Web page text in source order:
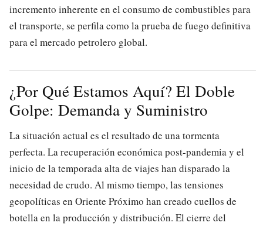
incremento inherente en el consumo de combustibles para
el transporte, se perfila como la prueba de fuego definitiva
para el mercado petrolero global.
¿Por Qué Estamos Aquí? El Doble
Golpe: Demanda y Suministro
La situación actual es el resultado de una tormenta
perfecta. La recuperación económica post-pandemia y el
inicio de la temporada alta de viajes han disparado la
necesidad de crudo. Al mismo tiempo, las tensiones
geopolíticas en Oriente Próximo han creado cuellos de
botella en la producción y distribución. El cierre del